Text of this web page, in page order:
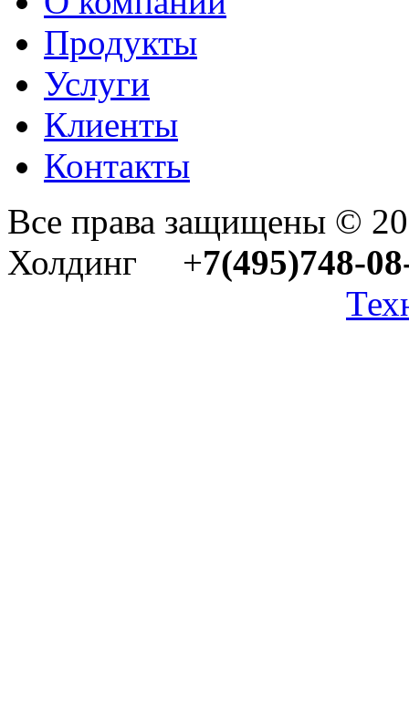
Продукты
Услуги
Клиенты
Контакты
Все права защищены ©
Холдинг +7(495)748-